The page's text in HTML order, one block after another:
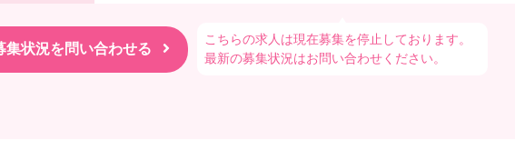
こちらの求人は現在募集を停止しております。
最新の募集状況はお問い合わせください。